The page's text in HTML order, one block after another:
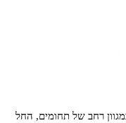
רחב של תחומים, החל